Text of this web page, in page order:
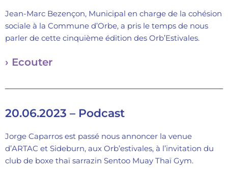
Jean-Marc Bezençon, Municipal en charge de la cohésion
sociale à la Commune d’Orbe, a pris le temps de nous
parler de cette cinquième édition des Orb’Estivales.
› Ecouter
20.06.2023 – Podcast
Jorge Caparros est passé nous annoncer la venue
d’ARTAC et Sideburn, aux Orb’estivales, à l’invitation du
club de boxe thaï sarrazin Sentoo Muay Thaï Gym.